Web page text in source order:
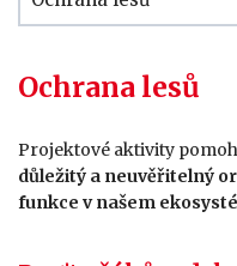
Ochrana lesů
Projektové aktivity
důležitý a neuvěřitelný
funkce v našem